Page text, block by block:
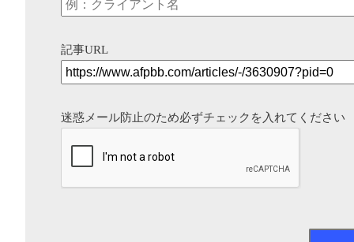
記事URL
迷惑メール防止のため必ずチェックを入れてください